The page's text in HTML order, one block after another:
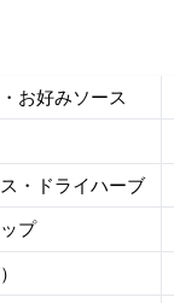
お好みソース
・ドライハーブ
プ